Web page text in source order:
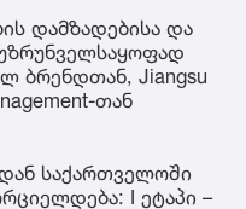
დამზადებისა და
ბრენდთან, Jiangsu
თან
საქართველოში
I ეტაპი –